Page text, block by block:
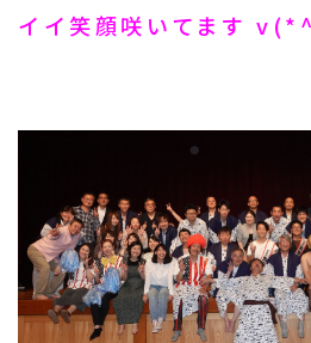
イイ笑顔咲いてます